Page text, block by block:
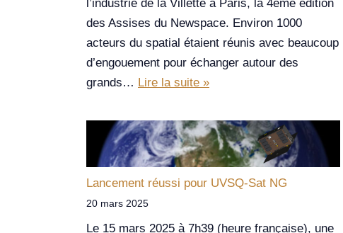
l’industrie de la Villette à Paris, la 4ème édition
des Assises du Newspace. Environ 1000
acteurs du spatial étaient réunis avec beaucoup
d’engouement pour échanger autour des
grands… Lire la suite »
Lancement réussi pour UVSQ-Sat NG
20 mars 2025
Le 15 mars 2025 à 7h39 (heure française), une